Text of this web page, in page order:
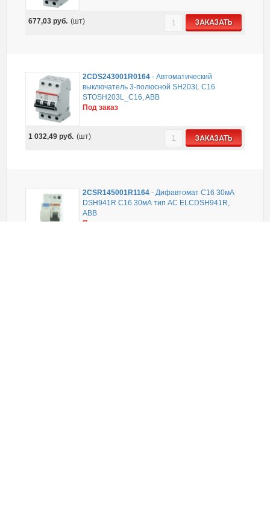
677,03 руб. (шт) ЗАКАЗАТЬ
2CDS243001R0164- Автоматический
выключатель 3-полюсной SH203L C16
STOSH203L_C16, ABB
Под заказ
1 032,49 руб. (шт) ЗАКАЗАТЬ
2CSR145001R1164- Дифавтомат C16 30мА
DSH941R C16 30мА тип АС ELCDSH941R,
ABB
Под заказ